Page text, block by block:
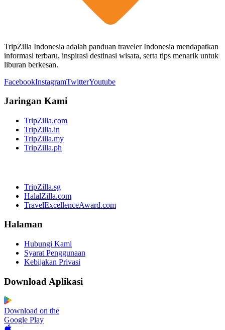
TripZilla Indonesia adalah panduan traveler Indonesia mendapatkan
informasi terbaru, inspirasi destinasi wisata, serta tips menarik untuk
liburan berkesan.
FacebookInstagramTwitterYoutube
Jaringan Kami
TripZilla.com
TripZilla.in
TripZilla.my
TripZilla.ph
TripZilla.sg
HalalZilla.com
TravelExcellenceAward.com
Halaman
Hubungi Kami
Syarat Penggunaan
Kebijakan Privasi
Download Aplikasi
Download on the
Google Play